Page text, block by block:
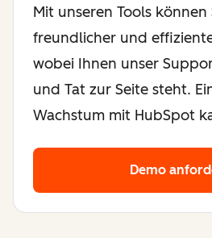
Mit unseren Tools können
freundlicher und
wobei Ihnen unser
und Tat zur Seite steht.
Wachstum mit HubSpot
Demo